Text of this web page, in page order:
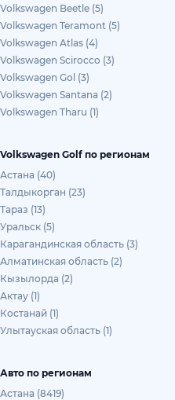
Volkswagen Beetle (5)
Volkswagen Teramont (5)
Volkswagen Atlas (4)
Volkswagen Scirocco (3)
Volkswagen Gol (3)
Volkswagen Santana (2)
Volkswagen Tharu (1)
Volkswagen Golf по регионам
Астана (40)
Талдыкорган (23)
Тараз (13)
Уральск (5)
Карагандинская область (3)
Алматинская область (2)
Кызылорда (2)
Актау (1)
Костанай (1)
Улытауская область (1)
Авто по регионам
Астана (8419)